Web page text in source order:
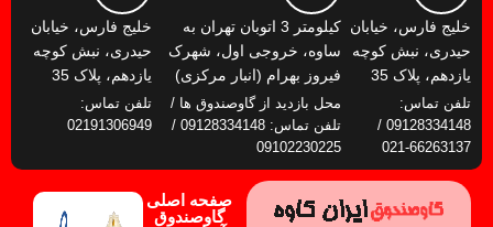
خلیج فارس، خیابان
حیدری، نبش کوچه
یازدهم، پلاک 35
تلفن تماس:
09128334148 /
66263137-021
کیلومتر 3 اتوبان تهران به
ساوه، خروجی اول، شهرک
فیروز بهرام (انبار مرکزی)
محل بازدید از گاوصندوق ها /
تلفن تماس: 09128334148 /
09102230225
خلیج فارس، خیابان
حیدری، نبش کوچه
یازدهم، پلاک 35
تلفن تماس:
02191306949
صفحه اصلی
گاوصندوق